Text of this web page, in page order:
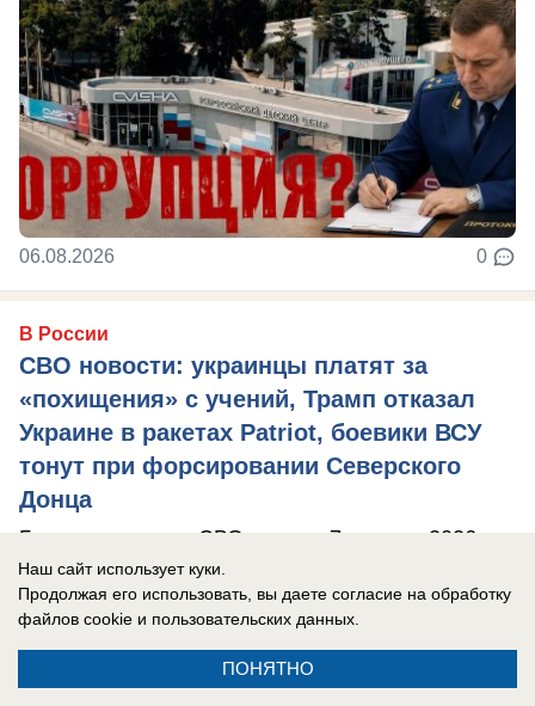
06.08.2026 0
В России
СВО новости: украинцы платят за
«похищения» с учений, Трамп отказал
Украине в ракетах Patriot, боевики ВСУ
тонут при форсировании Северского
Донца
Главные новости СВО на утро 7 августа 2026
года.
Наш сайт использует куки.
Продолжая его использовать, вы даете согласие на обработку
файлов cookie и пользовательских данных.
ПОНЯТНО